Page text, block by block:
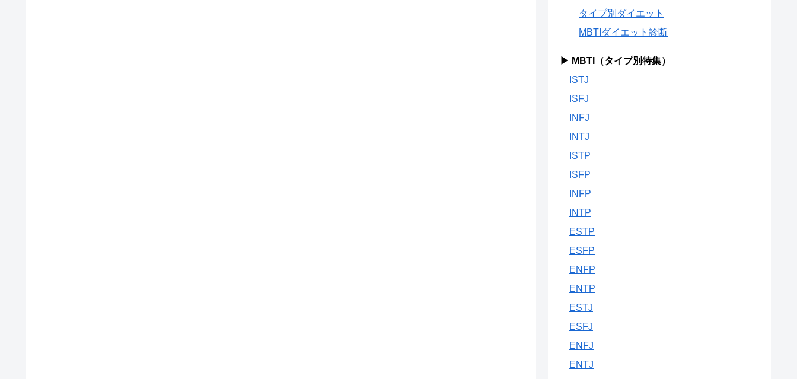
タイプ別ダイエット
MBTIダイエット診断
▶ MBTI（タイプ別特集）
ISTJ
ISFJ
INFJ
INTJ
ISTP
ISFP
INFP
INTP
ESTP
ESFP
ENFP
ENTP
ESTJ
ESFJ
ENFJ
ENTJ